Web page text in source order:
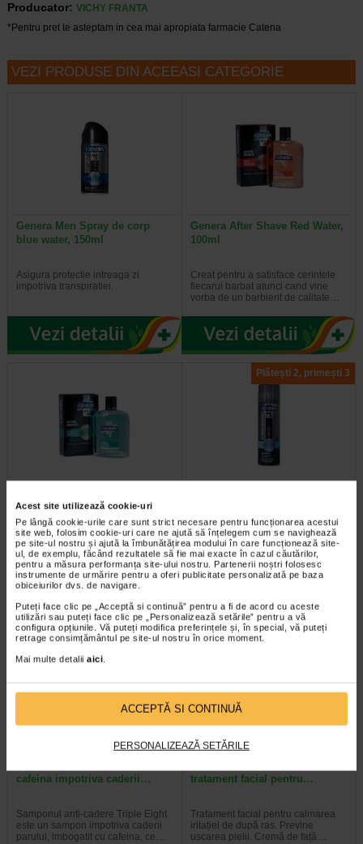
Acest site utilizează cookie-uri
Pe lângă cookie-urile care sunt strict necesare pentru funcționarea acestui
site web, folosim cookie-uri care ne ajută să înțelegem cum se navighează
pe site-ul nostru și ajută la îmbunătățirea modului în care funcționează site-
ul, de exemplu, făcând rezultatele să fie mai exacte în cazul căutărilor,
pentru a măsura performanța site-ului nostru. Partenerii noștri folosesc
instrumente de urmărire pentru a oferi publicitate personalizată pe baza
obiceiurilor dvs. de navigare.
Puteți face clic pe „Acceptă si continuă” pentru a fi de acord cu aceste
utilizări sau puteți face clic pe „Personalizează setările” pentru a vă
configura opțiunile. Vă puteți modifica preferințele și, în special, vă puteți
retrage consimțământul pe site-ul nostru în orice moment.
Mai multe detalii aici.
ACCEPTĂ SI CONTINUĂ
PERSONALIZEAZĂ SETĂRILE
Producator: VICHY FRANTA
*Pentru pret te asteptam in cea mai apropiata farmacie Catena
VEZI PRODUSE DIN ACEEASI CATEGORIE
Genera Men Spray de corp
blue water, 150ml
Asigura protectie intreaga zi
impotriva transpiratiei.
Genera After Shave Red Water,
100ml
Creat pentru a satisface cerintele
fiecarui barbat atunci cand vine
vorba de un barbierit de calitate…
Water, 100ml
Creat pentru a satisface cerintele
fiecarui barbat atunci cand vine
vorba de un barbierit de calitate…
Plătești 2, primești 3
Barbieritul se transforma intr-o
placere daca utilizezi spuma de
barbierit de la Genera, ce contine…
Plătești 2, primești 3
cafeina impotriva caderii…
Samponul anti-cadere Triple Eight
este un sampon impotriva caderii
parului, imbogatit cu cafeina, ce…
tratament facial pentru…
Tratament facial pentru calmarea
iritației de după ras. Previne
uscarea pielii. Cremă de față…